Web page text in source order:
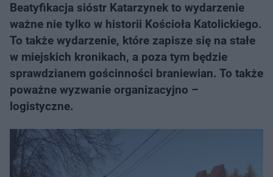
Beatyfikacja sióstr Katarzynek to wydarzenie
ważne nie tylko w historii Kościoła Katolickiego.
To także wydarzenie, które zapisze się na stałe
w miejskich kronikach, a poza tym będzie
sprawdzianem gościnności braniewian. To także
poważne wyzwanie organizacyjno –
logistyczne.